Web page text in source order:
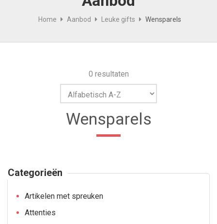
Home Aanbod Leuke gifts Wensparels
Categorieën
Artikelen met spreuken
Attenties
0 resultaten
Wensparels